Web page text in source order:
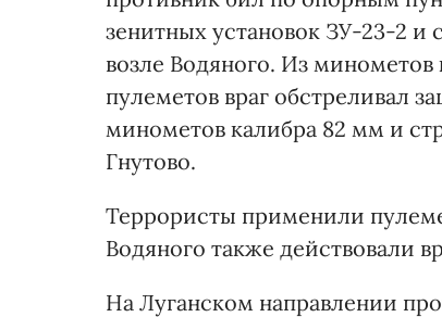
зенитных установок ЗУ-23-2 и
возле Водяного. Из
пулеметов враг обстреливал
минометов калибра 82 мм и
Гнутово.
Террористы применили
Водяного также действовали
На Луганском направлении